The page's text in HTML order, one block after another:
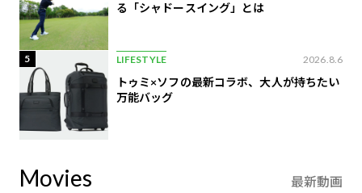
る「シャドースイング」とは
5 LIFESTYLE 2026.8.6
トゥミ×ソフの最新コラボ、大人が持ちたい
万能バッグ
Movies 最新動画